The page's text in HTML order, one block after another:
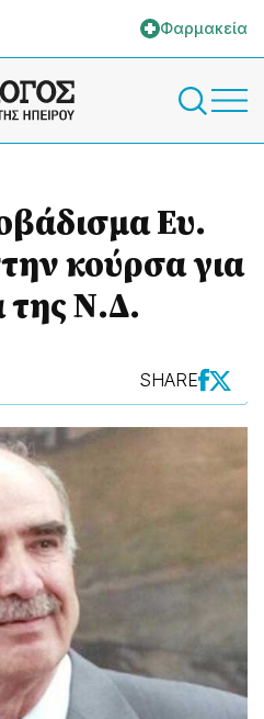
Φαρμακεία
Ευ.
κούρσα για
της Ν.Δ.
SHARE